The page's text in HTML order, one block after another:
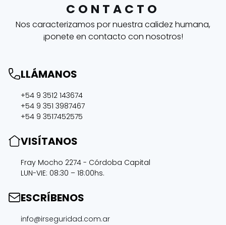
CONTACTO
Nos caracterizamos por nuestra calidez humana,
¡ponete en contacto con nosotros!
LLÁMANOS
+54 9 3512 143674
+54 9 351 3987467
+54 9 3517452575
VISÍTANOS
Fray Mocho 2274 - Córdoba Capital
LUN-VIE: 08:30 – 18:00hs.
ESCRÍBENOS
info@irseguridad.com.ar